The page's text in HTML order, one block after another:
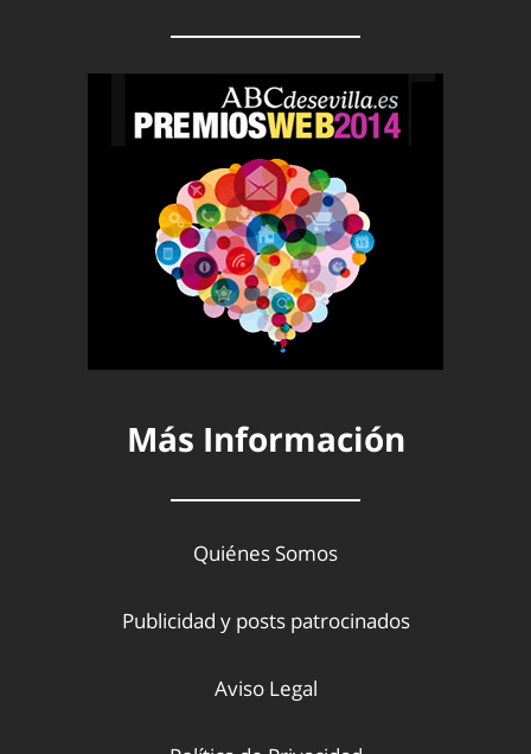
Más Información
Quiénes Somos
Publicidad y posts patrocinados
Aviso Legal